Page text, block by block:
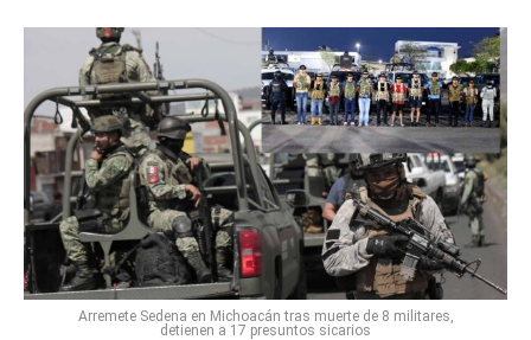
Arremete Sedena en Michoacán tras muerte de 8 militares,
detienen a 17 presuntos sicarios